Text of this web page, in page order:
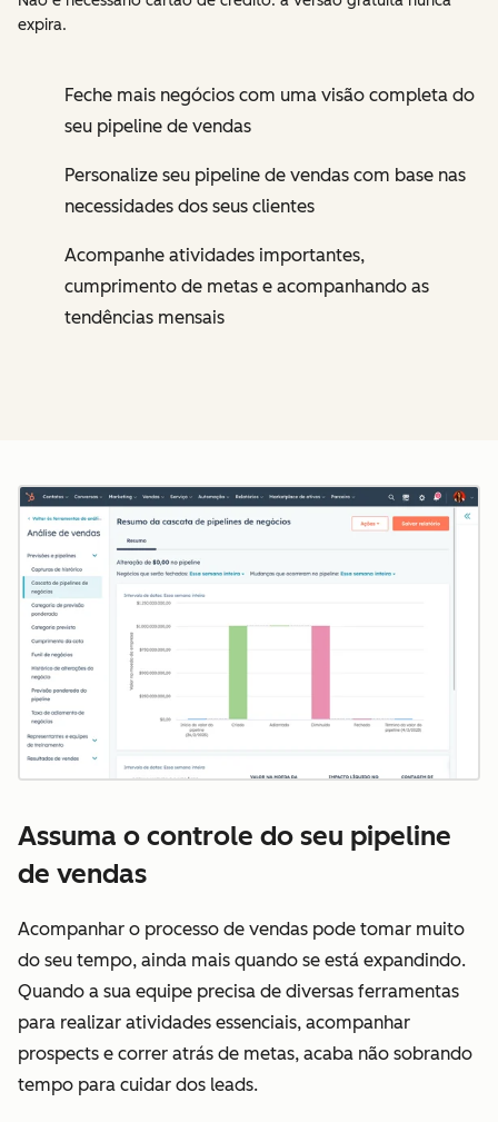
expira.
Feche mais negócios com uma visão completa do
seu pipeline de vendas
Personalize seu pipeline de vendas com base nas
necessidades dos seus clientes
Acompanhe atividades importantes,
cumprimento de metas e acompanhando as
tendências mensais
Assuma o controle do seu pipeline
de vendas
Acompanhar o processo de vendas pode tomar muito
do seu tempo, ainda mais quando se está expandindo.
Quando a sua equipe precisa de diversas ferramentas
para realizar atividades essenciais, acompanhar
prospects e correr atrás de metas, acaba não sobrando
tempo para cuidar dos leads.